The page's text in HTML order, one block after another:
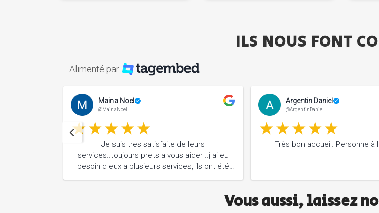
ILS NOUS FONT
Alimenté par
Maina Noel
@MainaNoel
Je suis tres satisfaite de leurs
services..toujours prets a vous aider ..j ai eu
besoin d eux a plusieurs services, ils ont été
Ils n hesitent pas,a vous rendre service sans
Argentin Daniel
@ArgentinDaniel
Très bon accueil. Personne à
Vous aussi, laissez